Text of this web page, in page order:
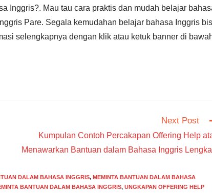
Inggris?. Mau tau cara praktis dan mudah belajar
Pare. Segala kemudahan belajar bahasa Inggris
selengkapnya dengan klik atau ketuk banner di
Next Post
Kumpulan Contoh Percakapan Offering Help
Menawarkan Bantuan dalam Bahasa Inggris
DALAM BAHASA INGGRIS, MEMINTA BANTUAN DALAM BAHASA
BANTUAN DALAM BAHASA INGGRIS, UNGKAPAN OFFERING HELP